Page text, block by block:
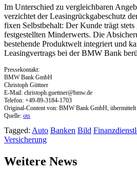
Im Unterschied zu vergleichbaren
verzichtet der Leasingrückgabeschutz
fixen Selbstbehalt: Der Kunde trägt stets
festgestellten Minderwerts. Die
bestehende Produktwelt integriert und
Leasingvertrags bei der BMW Bank
Pressekontakt:
BMW Bank GmbH
Christoph Güttner
E-Mail: christoph.guettner@bmw.de
Telefon: +49-89-3184-1703
Original-Content von: BMW Bank GmbH, übermittelt
Quelle: ots
Tagged: Auto Banken Bild
Versicherung
Weitere News